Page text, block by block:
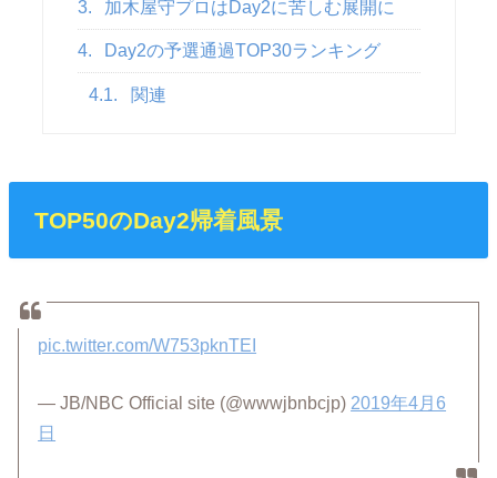
3. 加木屋守プロはDay2に苦しむ展開に
4. Day2の予選通過TOP30ランキング
4.1. 関連
TOP50のDay2帰着風景
pic.twitter.com/W753pknTEI
— JB/NBC Official site (@wwwjbnbcjp) 2019年4月6
日